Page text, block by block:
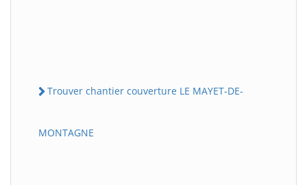
Trouver chantier couverture LE MAYET-DE-
MONTAGNE